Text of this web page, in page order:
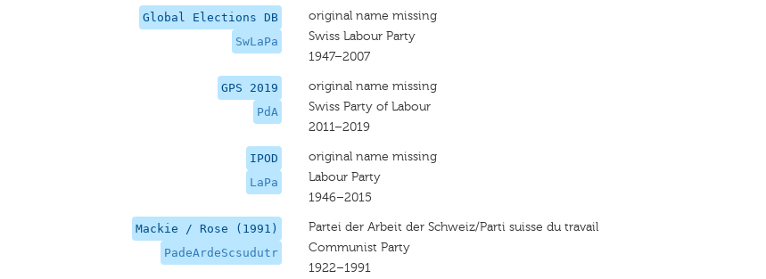
Global Elections DB
SwLaPa
original name missing
Swiss Labour Party
1947–2007
GPS 2019
PdA
original name missing
Swiss Party of Labour
2011–2019
IPOD
LaPa
original name missing
Labour Party
1946–2015
Mackie / Rose (1991)
PadeArdeScsudutr
Partei der Arbeit der Schweiz/Parti suisse du travail
Communist Party
1922–1991